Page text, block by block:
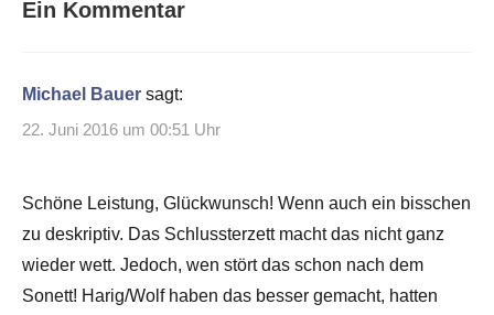
Ein Kommentar
Michael Bauer sagt:
22. Juni 2016 um 00:51 Uhr
Schöne Leistung, Glückwunsch! Wenn auch ein bisschen
zu deskriptiv. Das Schlussterzett macht das nicht ganz
wieder wett. Jedoch, wen stört das schon nach dem
Sonett! Harig/Wolf haben das besser gemacht, hatten